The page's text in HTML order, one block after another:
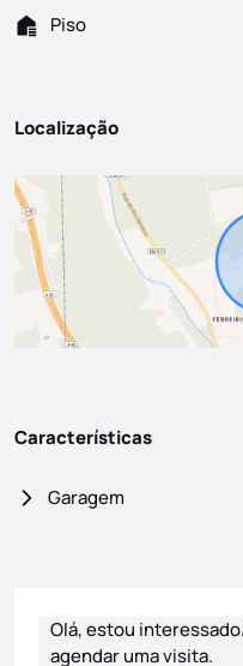
Piso
Localização
Características
Garagem